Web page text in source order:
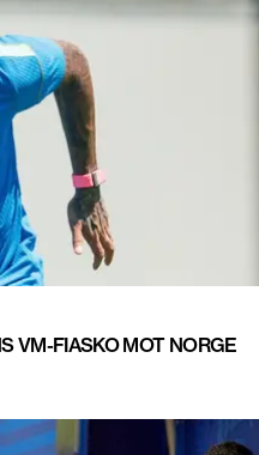
VM-FIASKO MOT NORGE